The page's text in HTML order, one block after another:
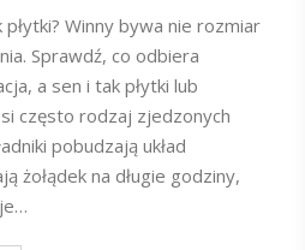
płytki? Winny bywa nie rozmiar
Sprawdź, co odbiera
a sen i tak płytki lub
często rodzaj zjedzonych
pobudzają układ
żołądek na długie godziny,